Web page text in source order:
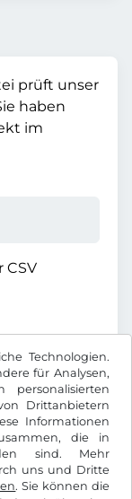
Technologien.
für Analysen,
Drittanbietern
Informationen
die in
sind. Mehr
uns und Dritte
. Sie können die
prüft unser
haben
im
CSV